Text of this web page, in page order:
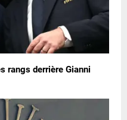
rangs derrière Gianni